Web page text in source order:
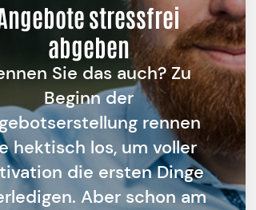
stressfrei
abgeben
Sie das auch? Zu
Beginn der
rennen
hektisch los, um voller
die ersten Dinge
Aber schon am